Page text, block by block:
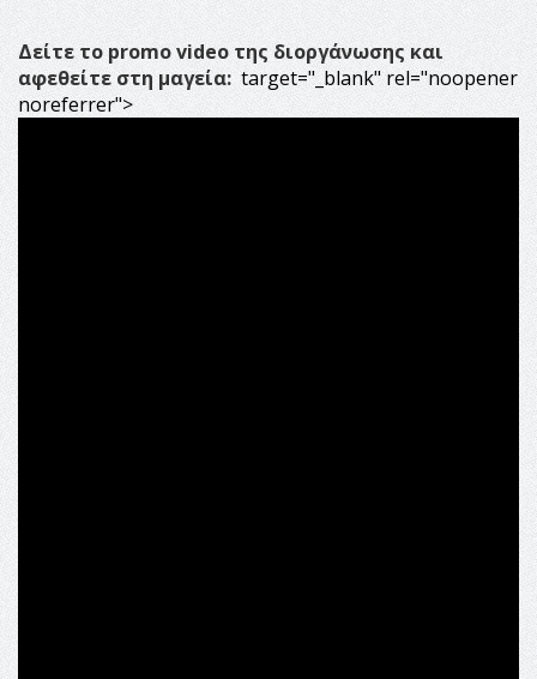
Δείτε το promovideo της διοργάνωσης και
αφεθείτε στη μαγεία: target="_blank" rel="noopener
noreferrer">